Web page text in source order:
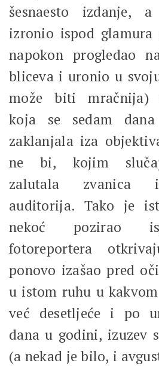
šesnaesto izdanje,
izronio ispod glamura
napokon progledao
bliceva i uronio u
može biti mračnija)
koja se sedam
zaklanjala iza
ne bi, kojim
zalutala zvanica
auditorija. Tako je
nekoć pozirao
fotoreportera
ponovo izašao pred
u istom ruhu u
već desetljeće i po
dana u godini, izuzev
(a nekad je bilo, i